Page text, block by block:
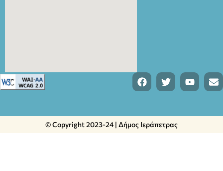
© Copyright 2023-24 | Δήμος Ιεράπετρας